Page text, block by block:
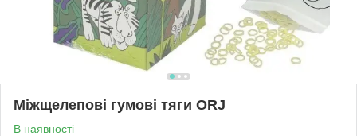
Міжщелепові гумові тяги ORJ
В наявності